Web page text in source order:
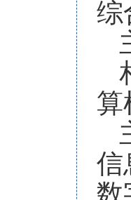
综
信
数